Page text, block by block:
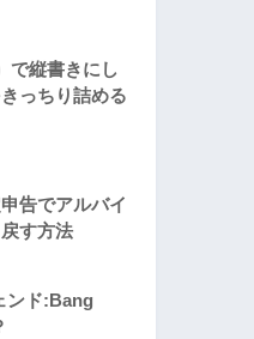
で縦書きにし
っちり詰める
告でアルバイ
す方法
ンド:Bang